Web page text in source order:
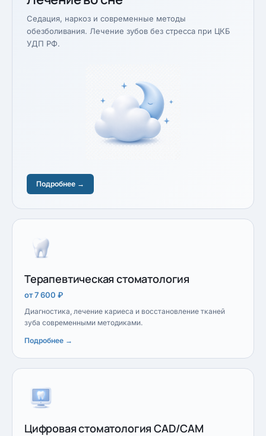
Седация, наркоз и современные методы
обезболивания. Лечение зубов без стресса при ЦКБ
УДП РФ.
Подробнее →
Терапевтическая стоматология
от 7 600 ₽
Диагностика, лечение кариеса и восстановление тканей
зуба современными методиками.
Подробнее →
Цифровая стоматология CAD/CAM